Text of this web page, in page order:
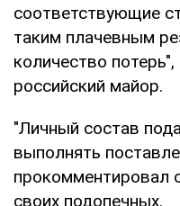
соответствующие
таким плачевным
количество
российский майор.
"Личный состав
выполнять
прокомментировал
своих подопечных.